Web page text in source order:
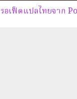
อเฟ็ตแปลไทยจาก